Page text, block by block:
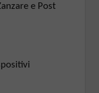
e Post